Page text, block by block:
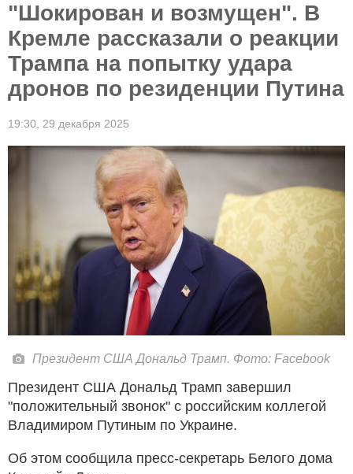
"Шокирован и возмущен". В
Кремле рассказали о реакции
Трампа на попытку удара
дронов по резиденции Путина
19:30, 29 декабря 2025
Президент США Дональд Трамп. Фото: Facebook
Президент США Дональд Трамп завершил
"положительный звонок" с российским коллегой
Владимиром Путиным по Украине.
Об этом сообщила пресс-секретарь Белого дома